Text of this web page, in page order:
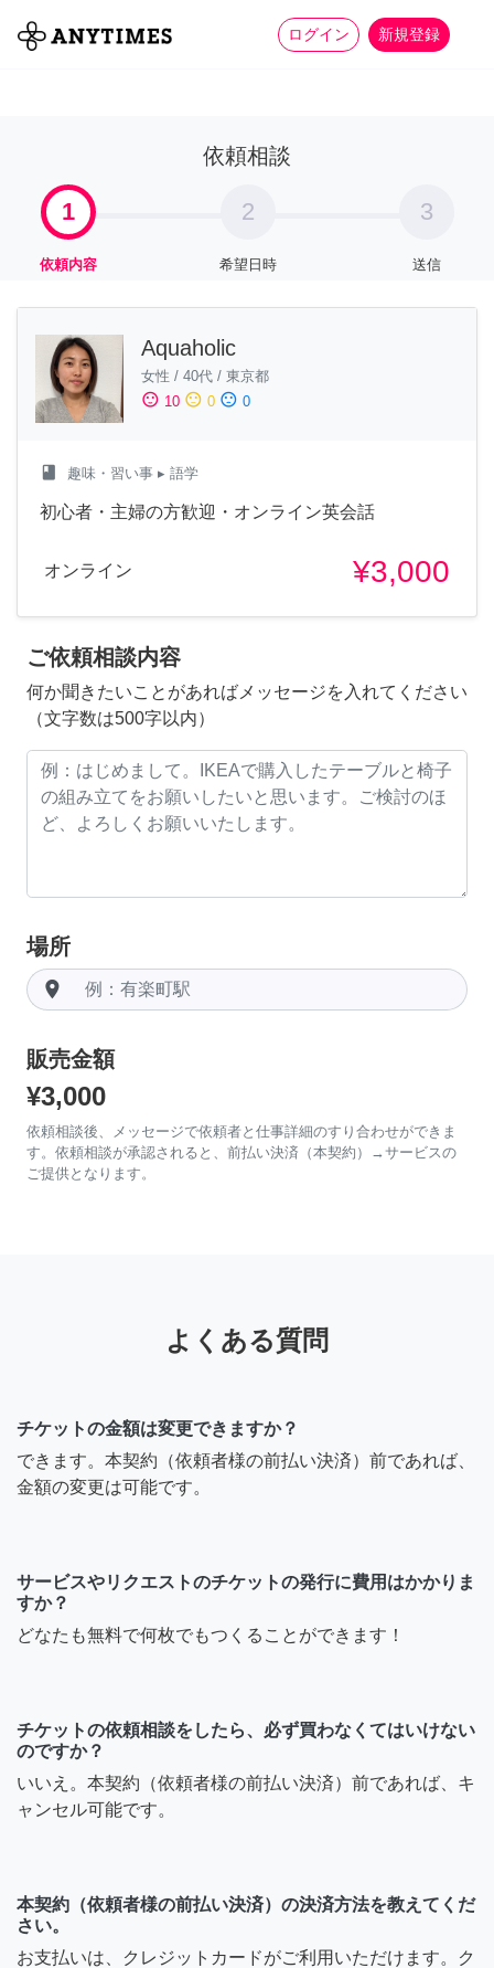
ログイン 新規登録
全て 家事 more_horiz
依頼相談
1
依頼内容
2
希望日時
3
送信
Aquaholic
女性 / 40代 / 東京都
sentiment_satisfied 10 sentiment_neutral 0 sentiment_dissatisfied 0
class 趣味・習い事 ▸ 語学
初心者・主婦の方歓迎・オンライン英会話
オンライン ¥3,000
ご依頼相談内容
何か聞きたいことがあればメッセージを入れてください
（文字数は500字以内）
場所
room
販売金額
¥3,000
依頼相談後、メッセージで依頼者と仕事詳細のすり合わせができま
す。依頼相談が承認されると、前払い決済（本契約）→サービスの
ご提供となります。
よくある質問
チケットの金額は変更できますか？
できます。本契約（依頼者様の前払い決済）前であれば、
金額の変更は可能です。
サービスやリクエストのチケットの発行に費用はかかりま
すか？
どなたも無料で何枚でもつくることができます！
チケットの依頼相談をしたら、必ず買わなくてはいけない
のですか？
いいえ。本契約（依頼者様の前払い決済）前であれば、キ
ャンセル可能です。
本契約（依頼者様の前払い決済）の決済方法を教えてくだ
さい。
お支払いは、クレジットカードがご利用いただけます。ク